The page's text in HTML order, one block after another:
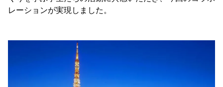
レーションが実現しました。